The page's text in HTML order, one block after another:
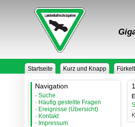
Startseite Kurz und Knapp
Navigation
· Suche
· Häufig gestellte Fragen
· Ereignisse (Übersicht)
· Kontakt
· Impressum